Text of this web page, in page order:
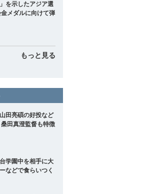
を示したアジア選
メダルに向けて弾
もっと見る
田亮碩の好投など
田真澄監督も特徴
学園中を相手に大
などで食らいつく